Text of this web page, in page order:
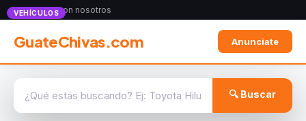
Anunciate con nosotros
GuateChivas.com Anunciate
🔍 Buscar
VEHÍCULOS